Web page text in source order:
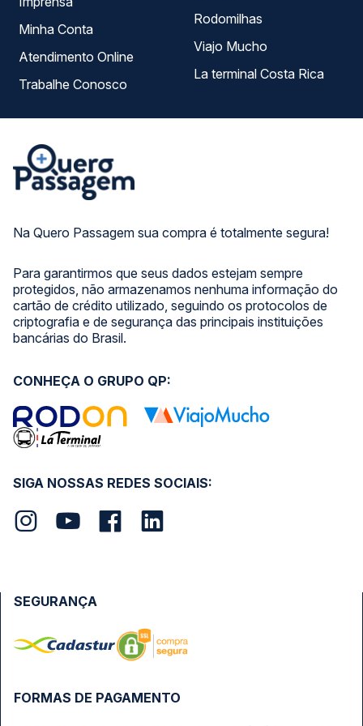
Na Quero Passagem sua compra é totalmente segura!
Para garantirmos que seus dados estejam sempre
protegidos, não armazenamos nenhuma informação do
cartão de crédito utilizado, seguindo os protocolos de
criptografia e de segurança das principais instituições
bancárias do Brasil.
Minha Conta
Atendimento Online
Trabalhe Conosco
Rodomilhas
Viajo Mucho
La terminal Costa Rica
SIGA NOSSAS REDES SOCIAIS:
CONHEÇA O GRUPO QP:
FORMAS DE PAGAMENTO
SEGURANÇA